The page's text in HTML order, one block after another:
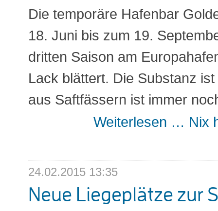
Die temporäre Hafenbar
18. Juni bis zum 19.
dritten Saison am
Lack blättert. Die Substanz
aus Saftfässern ist immer
Weiterlesen … Nix
24.02.2015 13:35
Neue Liegeplätze zur